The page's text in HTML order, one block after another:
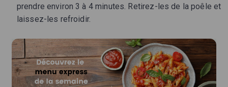
prendre environ 3 à 4 minutes. Retirez-les de la poêle et
laissez-les refroidir.